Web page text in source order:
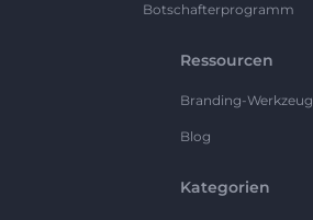
Botschafterprogramm
Ressourcen
Branding-Werkzeug
Blog
Kategorien